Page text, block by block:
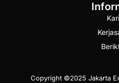
Copyright ©2025 Jakarta